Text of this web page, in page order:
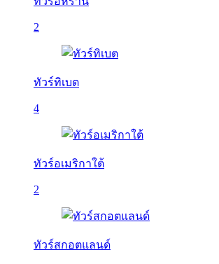
2
ทัวร์ทิเบต
4
ทัวร์อเมริกาใต้
2
ทัวร์สกอตแลนด์